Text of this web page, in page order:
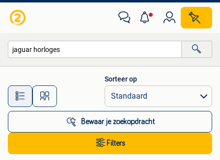
Alle afstanden…
Sorteer op
Bewaar je zoekopdracht
Filters